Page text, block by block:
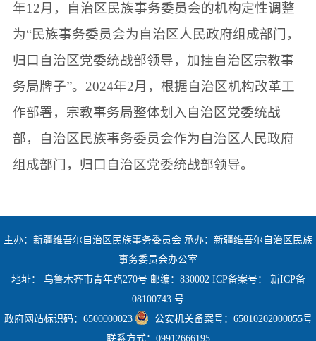
年12月 ，自治区民族事务委员会的机构定性调整
为“民族事务委员会为自治区人民政府组成部门，
归口自治区党委统战部领导，加挂自治区宗教事
务局牌子”。 2024年2月 ，根据自治区机构改革工
作部署，宗教事务局整体划入自治区党委统战
部，自治区民族事务委员会作为自治区人民政府
组成部门，归口自治区党委统战部领导。
主办：新疆维吾尔自治区民族事务委员会 承办：新疆维吾尔自治区民族
事务委员会办公室
地址： 乌鲁木齐市青年路270号 邮编：830002 ICP备案号： 新ICP备
08100743 号
政府网站标识码：6500000023
公安机关备案号：65010202000055号
联系方式：09912666195